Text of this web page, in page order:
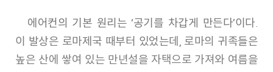
에어컨의 기본 원리는 ‘공기를 차갑게 만든다’이다.
이 발상은 로마제국 때부터 있었는데, 로마의 귀족들은
높은 산에 쌓여 있는 만년설을 자택으로 가져와 여름을